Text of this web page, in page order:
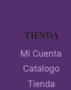
TIENDA
Mi Cuenta
Catalogo
Tienda